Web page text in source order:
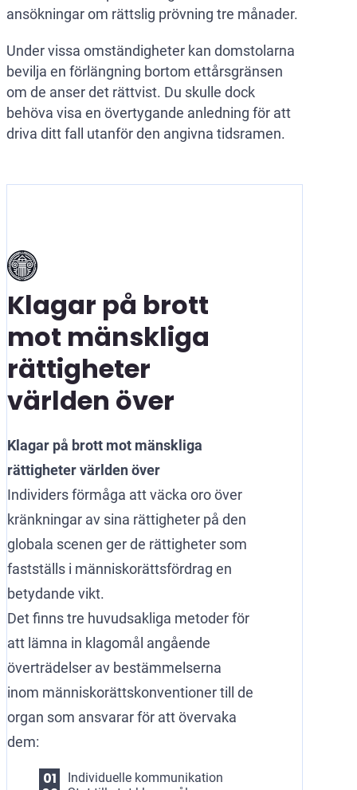
ansökningar om rättslig prövning tre månader.
Under vissa omständigheter kan domstolarna
bevilja en förlängning bortom ettårsgränsen
om de anser det rättvist. Du skulle dock
behöva visa en övertygande anledning för att
driva ditt fall utanför den angivna tidsramen.
Klagar på brott
mot mänskliga
rättigheter
världen över
Klagar på brott mot mänskliga
rättigheter världen över
Individers förmåga att väcka oro över
kränkningar av sina rättigheter på den
globala scenen ger de rättigheter som
fastställs i människorättsfördrag en
betydande vikt.
Det finns tre huvudsakliga metoder för
att lämna in klagomål angående
överträdelser av bestämmelserna
inom människorättskonventioner till de
organ som ansvarar för att övervaka
dem:
Individuelle kommunikation